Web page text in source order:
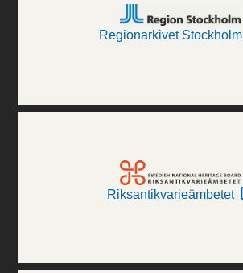
Regionarkivet Stockholm
Riksantikvarieämbetet